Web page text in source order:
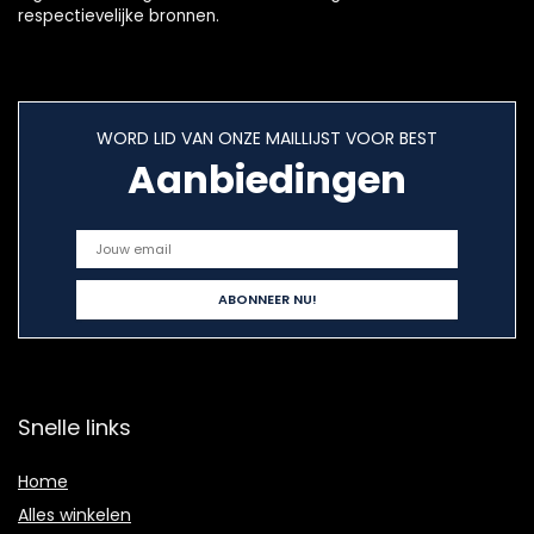
respectievelijke bronnen.
WORD LID VAN ONZE MAILLIJST VOOR BEST
Aanbiedingen
Snelle links
Home
Alles winkelen